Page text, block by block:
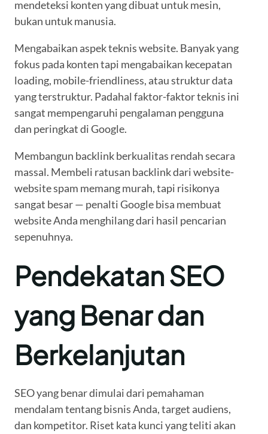
mendeteksi konten yang dibuat untuk mesin,
bukan untuk manusia.
Mengabaikan aspek teknis website. Banyak yang
fokus pada konten tapi mengabaikan kecepatan
loading, mobile-friendliness, atau struktur data
yang terstruktur. Padahal faktor-faktor teknis ini
sangat mempengaruhi pengalaman pengguna
dan peringkat di Google.
Membangun backlink berkualitas rendah secara
massal. Membeli ratusan backlink dari website-
website spam memang murah, tapi risikonya
sangat besar — penalti Google bisa membuat
website Anda menghilang dari hasil pencarian
sepenuhnya.
Pendekatan SEO
yang Benar dan
Berkelanjutan
SEO yang benar dimulai dari pemahaman
mendalam tentang bisnis Anda, target audiens,
dan kompetitor. Riset kata kunci yang teliti akan